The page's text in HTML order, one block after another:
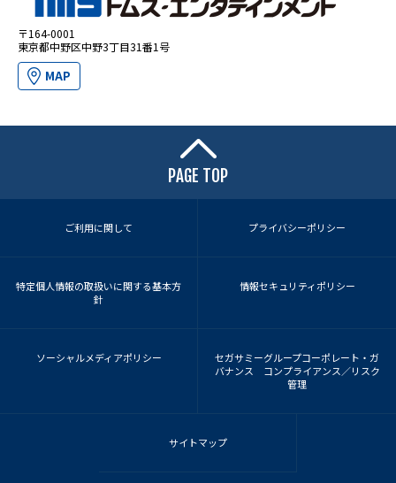
〒164-0001
東京都中野区中野3丁目31番1号
MAP
PAGE TOP
ご利用に関して プライバシーポリシー
特定個人情報の取扱いに関する基本方
針
情報セキュリティポリシー
ソーシャルメディアポリシー
セガサミーグループコーポレート・ガ
バナンス コンプライアンス／リスク
管理
サイトマップ